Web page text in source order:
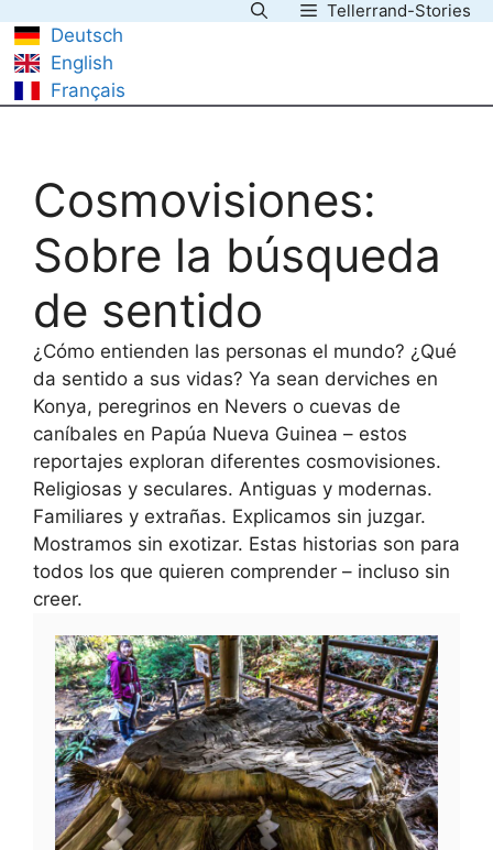
contenido
Tellerrand-Stories
Deutsch
English
Français
Cosmovisiones:
Sobre la búsqueda
de sentido
¿Cómo entienden las personas el mundo? ¿Qué
da sentido a sus vidas? Ya sean derviches en
Konya, peregrinos en Nevers o cuevas de
caníbales en Papúa Nueva Guinea – estos
reportajes exploran diferentes cosmovisiones.
Religiosas y seculares. Antiguas y modernas.
Familiares y extrañas. Explicamos sin juzgar.
Mostramos sin exotizar. Estas historias son para
todos los que quieren comprender – incluso sin
creer.